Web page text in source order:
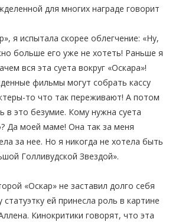
для многих награде говорит
я испытала скорее облегчение: «Ну,
больше его уже не хотеть! Раньше я
вся эта суета вокруг «Оскара»!
фильмы могут собрать кассу
то что так переживают! А потом
в это безумие. Кому нужна суета
Да моей маме! Она так за меня
за нее. Но я никогда не хотела быть
Голливудской Звездой».
«Оскар» не заставил долго себя
ей принесла роль в картине
Кинокритики говорят, что эта